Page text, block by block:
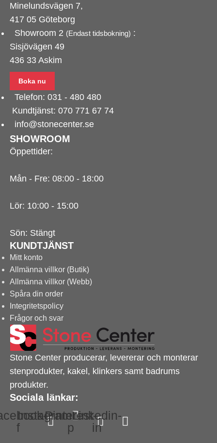
Minelundsvägen 7,
417 05 Göteborg
Showroom 2 (Endast tidsbokning) :
Sisjövägen 49
436 33 Askim
Boka nu
Telefon: 031 - 480 480
Kundtjänst: 070 771 67 74
info@stonecenter.se
SHOWROOM
Öppettider:
Mån - Fre: 08:00 - 18:00
Lör: 10:00 - 15:00
Sön: Stängt
KUNDTJÄNST
Mitt konto
Allmänna villkor (Butik)
Allmänna villkor (Webb)
Spåra din order
Integritetspolicy
Frågor och svar
Stone Center producerar, levererar och monterar
stenprodukter, kakel, klinkers samt badrums
produkter.
Sociala länkar:
f
InstagramPinterest-
p
Linkedin-
in